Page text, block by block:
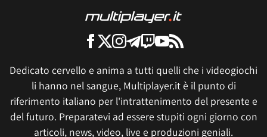
Dedicato cervello e anima a tutti quelli che i videogiochi
li hanno nel sangue, Multiplayer.it è il punto di
riferimento italiano per l'intrattenimento del presente e
del futuro. Preparatevi ad essere stupiti ogni giorno con
articoli, news, video, live e produzioni geniali.